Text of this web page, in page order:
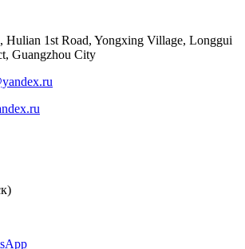
1st Road, Yongxing Village, Longgui
Guangzhou City